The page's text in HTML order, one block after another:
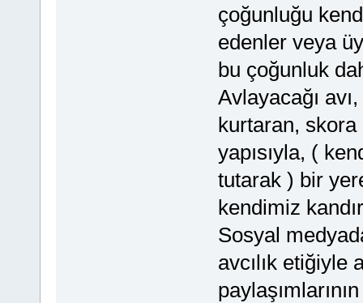
çoğunluğu
edenler veya
bu çoğunluk
Avlayacağı
kurtaran, skora
yapısıyla, (
tutarak ) bir
kendimiz
Sosyal
avcılık etiğiyle